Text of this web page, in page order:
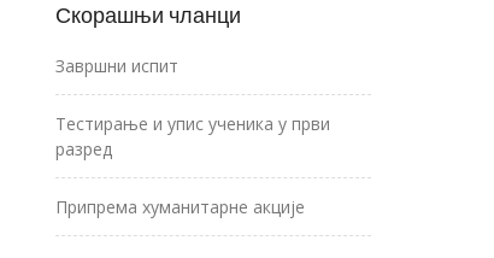
Скорашњи чланци
Завршни испит
Тестирање и упис ученика у први
разред
Припрема хуманитарне акције